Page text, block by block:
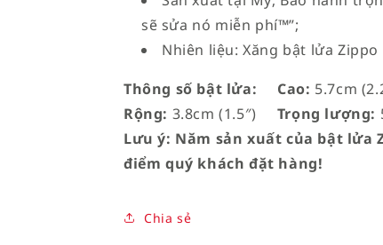
sẽ sửa nó miễn phí™”;
Nhiên liệu: Xăng bật lửa
Thông số bật lửa:
Cao: 5.7cm
Rộng: 3.8cm (1.5″) Trọng lượng:
Lưu ý: Năm sản xuất của bật lửa
điểm quý khách đặt hàng!
Chia sẻ